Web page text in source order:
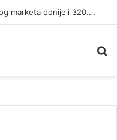
Maskirani razbojnici iz budvanskog marketa odnijeli 320.000 evra